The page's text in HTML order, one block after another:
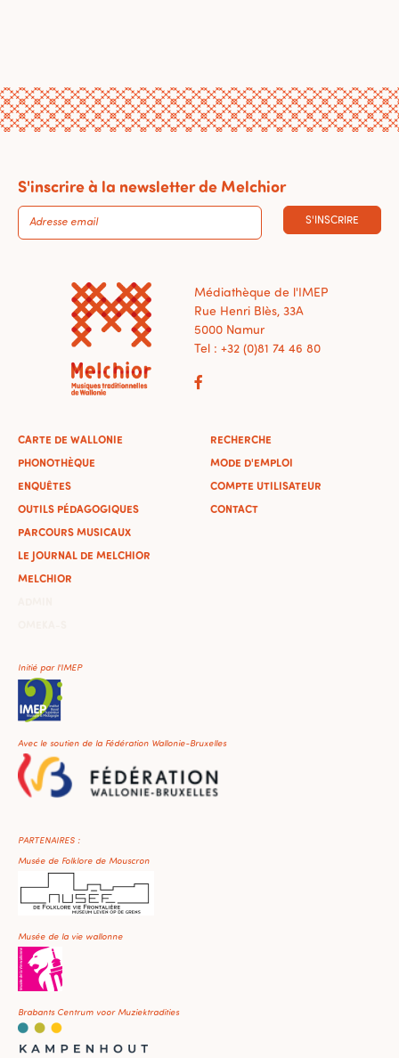
S'inscrire à la newsletter de Melchior
S'INSCRIRE
Médiathèque de l'IMEP
Rue Henri Blès, 33A
5000 Namur
Tel : +32 (0)81 74 46 80
CARTE DE WALLONIE
PHONOTHÈQUE
ENQUÊTES
OUTILS PÉDAGOGIQUES
PARCOURS MUSICAUX
LE JOURNAL DE MELCHIOR
MELCHIOR
RECHERCHE
MODE D'EMPLOI
COMPTE UTILISATEUR
CONTACT
Initié par l'IMEP
Avec le soutien de la Fédération Wallonie-Bruxelles
PARTENAIRES :
Musée de Folklore de Mouscron
Musée de la vie wallonne
Brabants Centrum voor Muziektradities